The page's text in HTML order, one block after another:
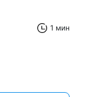
1 мин